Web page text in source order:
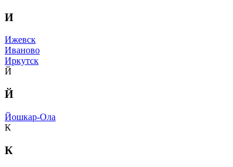
И
Ижевск
Иваново
Иркутск
Й
Й
Йошкар-Ола
К
К